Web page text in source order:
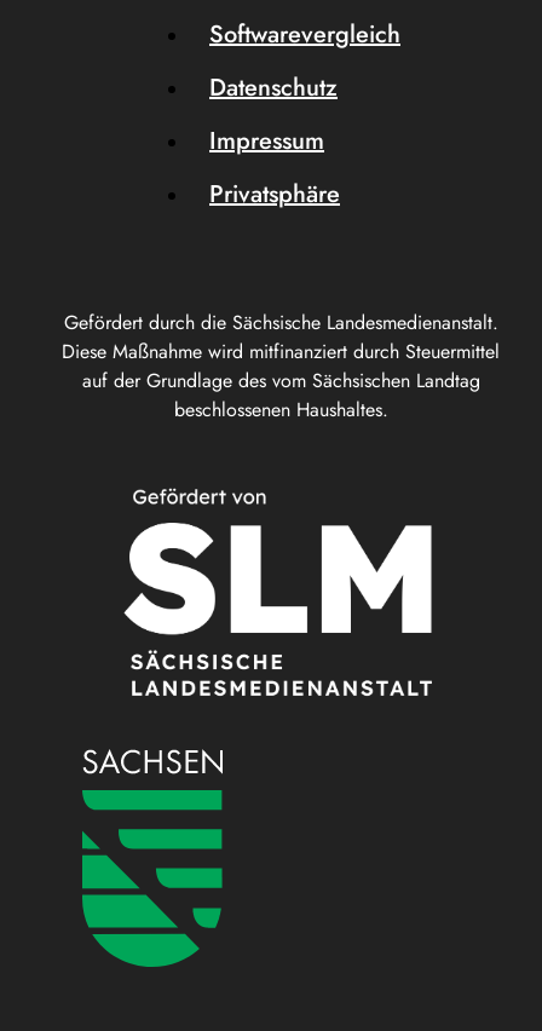
Gefördert durch die Sächsische Landesmedienanstalt.
Diese Maßnahme wird mitfinanziert durch Steuermittel
auf der Grundlage des vom Sächsischen Landtag
beschlossenen Haushaltes.
Softwarevergleich
Datenschutz
Impressum
Privatsphäre